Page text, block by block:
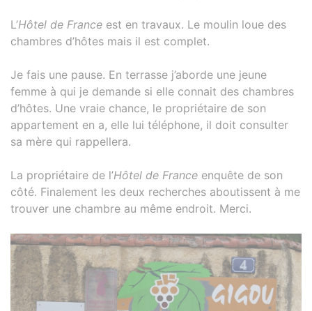
L’Hôtel de France est en travaux. Le moulin loue des
chambres d’hôtes mais il est complet.
Je fais une pause. En terrasse j’aborde une jeune
femme à qui je demande si elle connait des chambres
d’hôtes. Une vraie chance, le propriétaire de son
appartement en a, elle lui téléphone, il doit consulter
sa mère qui rappellera.
La propriétaire de l’Hôtel de France enquête de son
côté. Finalement les deux recherches aboutissent à me
trouver une chambre au même endroit. Merci.